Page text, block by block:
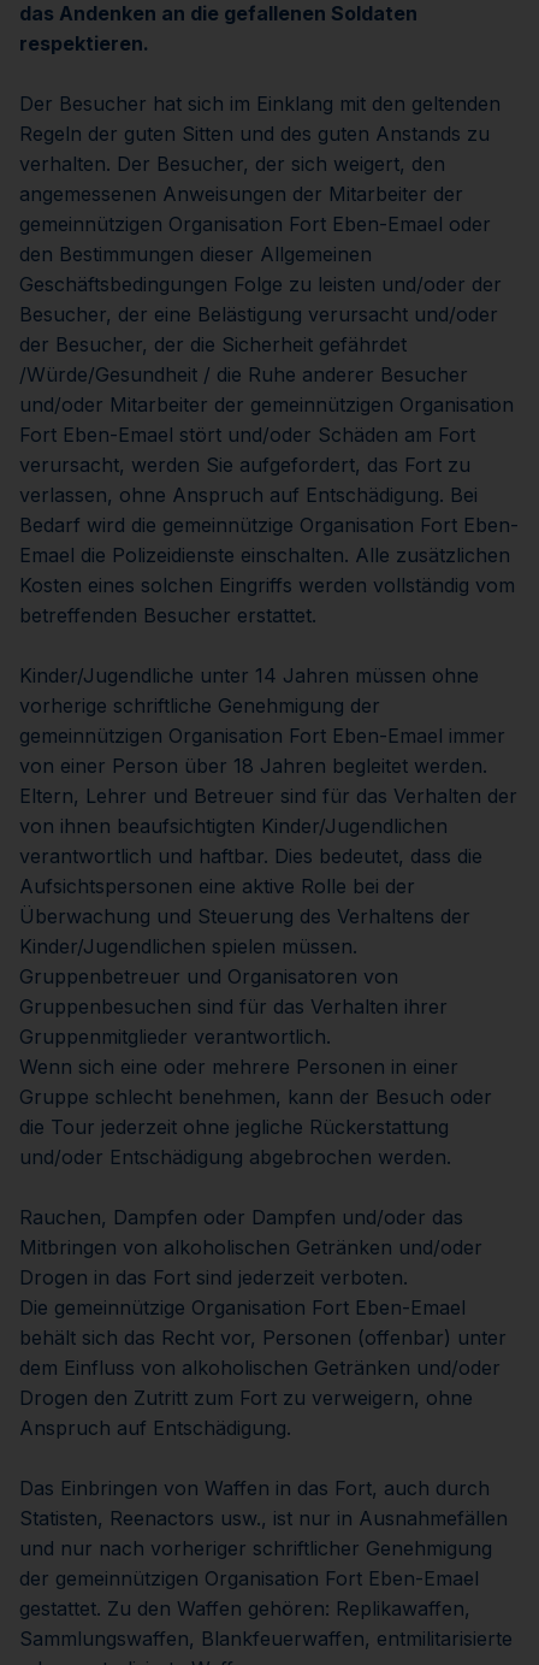
das Andenken an die gefallenen Soldaten
respektieren.
Der Besucher hat sich im Einklang mit den geltenden
Regeln der guten Sitten und des guten Anstands zu
verhalten. Der Besucher, der sich weigert, den
angemessenen Anweisungen der Mitarbeiter der
gemeinnützigen Organisation Fort Eben-Emael oder
den Bestimmungen dieser Allgemeinen
Geschäftsbedingungen Folge zu leisten und/oder der
Besucher, der eine Belästigung verursacht und/oder
der Besucher, der die Sicherheit gefährdet
/Würde/Gesundheit / die Ruhe anderer Besucher
und/oder Mitarbeiter der gemeinnützigen Organisation
Fort Eben-Emael stört und/oder Schäden am Fort
verursacht, werden Sie aufgefordert, das Fort zu
verlassen, ohne Anspruch auf Entschädigung. Bei
Bedarf wird die gemeinnützige Organisation Fort Eben-
Emael die Polizeidienste einschalten. Alle zusätzlichen
Kosten eines solchen Eingriffs werden vollständig vom
betreffenden Besucher erstattet.
Kinder/Jugendliche unter 14 Jahren müssen ohne
vorherige schriftliche Genehmigung der
gemeinnützigen Organisation Fort Eben-Emael immer
von einer Person über 18 Jahren begleitet werden.
Eltern, Lehrer und Betreuer sind für das Verhalten der
von ihnen beaufsichtigten Kinder/Jugendlichen
verantwortlich und haftbar. Dies bedeutet, dass die
Aufsichtspersonen eine aktive Rolle bei der
Überwachung und Steuerung des Verhaltens der
Kinder/Jugendlichen spielen müssen.
Gruppenbetreuer und Organisatoren von
Gruppenbesuchen sind für das Verhalten ihrer
Gruppenmitglieder verantwortlich.
Wenn sich eine oder mehrere Personen in einer
Gruppe schlecht benehmen, kann der Besuch oder
die Tour jederzeit ohne jegliche Rückerstattung
und/oder Entschädigung abgebrochen werden.
Rauchen, Dampfen oder Dampfen und/oder das
Mitbringen von alkoholischen Getränken und/oder
Drogen in das Fort sind jederzeit verboten.
Die gemeinnützige Organisation Fort Eben-Emael
behält sich das Recht vor, Personen (offenbar) unter
dem Einfluss von alkoholischen Getränken und/oder
Drogen den Zutritt zum Fort zu verweigern, ohne
Anspruch auf Entschädigung.
Das Einbringen von Waffen in das Fort, auch durch
Statisten, Reenactors usw., ist nur in Ausnahmefällen
und nur nach vorheriger schriftlicher Genehmigung
der gemeinnützigen Organisation Fort Eben-Emael
gestattet. Zu den Waffen gehören: Replikawaffen,
Sammlungswaffen, Blankfeuerwaffen, entmilitarisierte